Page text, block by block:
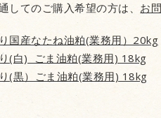
してのご購入希望の方は、 お
国産なたね油粕(業務用）20kg
(白) ごま油粕(業務用) 18kg
(黒）ごま油粕(業務用) 18kg